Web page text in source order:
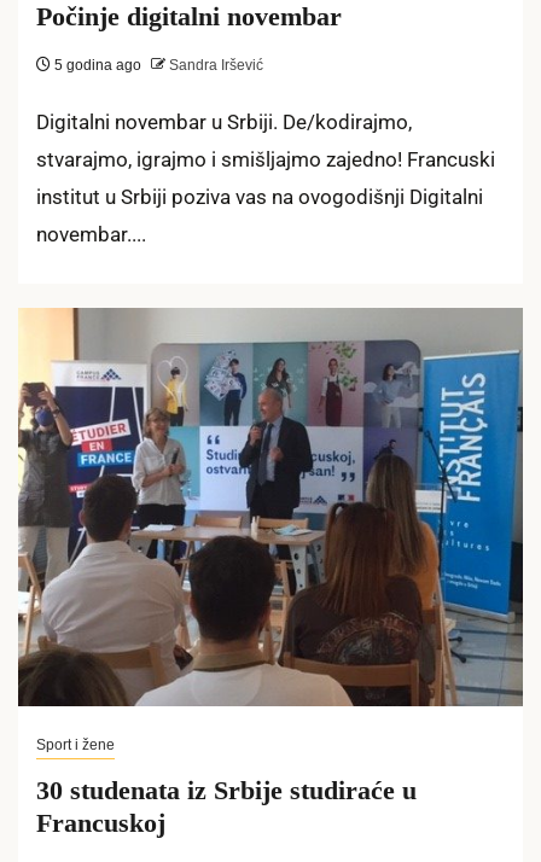
Počinje digitalni novembar
5 godina ago Sandra Iršević
Digitalni novembar u Srbiji. De/kodirajmo,
stvarajmo, igrajmo i smišljajmo zajedno! Francuski
institut u Srbiji poziva vas na ovogodišnji Digitalni
novembar....
Sport i žene
30 studenata iz Srbije studiraće u
Francuskoj